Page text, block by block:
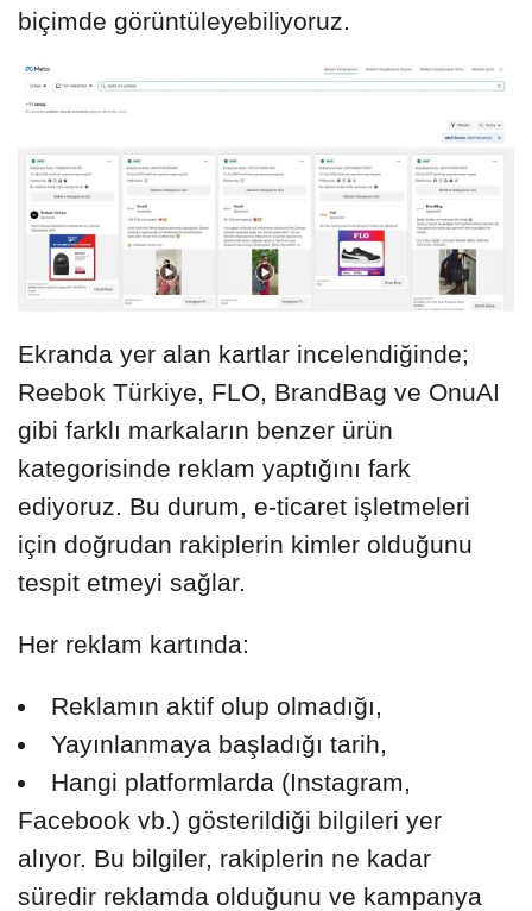
biçimde görüntüleyebiliyoruz.
Ekranda yer alan kartlar incelendiğinde;
Reebok Türkiye, FLO, BrandBag ve OnuAI
gibi farklı markaların benzer ürün
kategorisinde reklam yaptığını fark
ediyoruz. Bu durum, e-ticaret işletmeleri
için doğrudan rakiplerin kimler olduğunu
tespit etmeyi sağlar.
Her reklam kartında:
Reklamın aktif olup olmadığı,
Yayınlanmaya başladığı tarih,
Hangi platformlarda (Instagram,
Facebook vb.) gösterildiği bilgileri yer
alıyor. Bu bilgiler, rakiplerin ne kadar
süredir reklamda olduğunu ve kampanya